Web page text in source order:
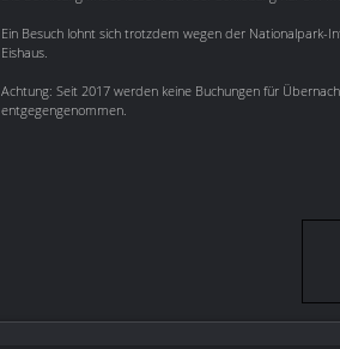
Ein Besuch lohnt sich trotzdem wegen der Nationalpark-
Eishaus.
Achtung: Seit 2017 werden keine Buchungen für
entgegengenommen.